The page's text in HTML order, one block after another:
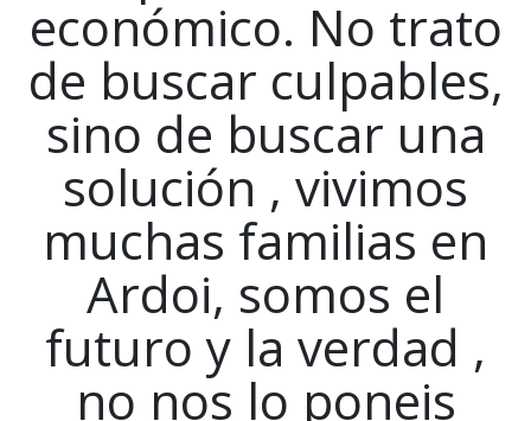
económico. No trato
de buscar culpables,
sino de buscar una
solución , vivimos
muchas familias en
Ardoi, somos el
futuro y la verdad ,
no nos lo poneis